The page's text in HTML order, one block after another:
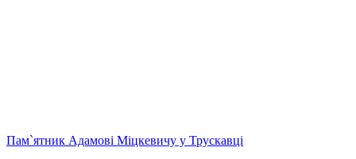
Пам`ятник Адамові Міцкевичу у Трускавці